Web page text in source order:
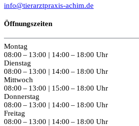
info@tierarztpraxis-achim.de
Öffnungszeiten
Montag
08:00 – 13:00 | 14:00 – 18:00 Uhr
Dienstag
08:00 – 13:00 | 14:00 – 18:00 Uhr
Mittwoch
08:00 – 13:00 | 15:00 – 18:00 Uhr
Donnerstag
08:00 – 13:00 | 14:00 – 18:00 Uhr
Freitag
08:00 – 13:00 | 14:00 – 18:00 Uhr